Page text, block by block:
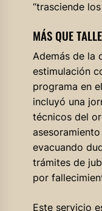
“trasciende
MÁS QUE
Además de la
estimulación
programa en
incluyó una
técnicos del
evacuando
trámites de
por
Este servicio